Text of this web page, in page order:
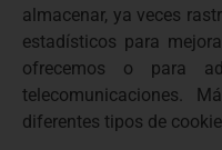
almacenar, ya veces
estadísticos para
ofrecemos o para
telecomunicaciones.
diferentes tipos de